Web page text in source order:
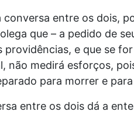
conversa entre os dois,
que – a pedido de
providências, e que se
não medirá esforços,
para morrer e
entre os dois dá a